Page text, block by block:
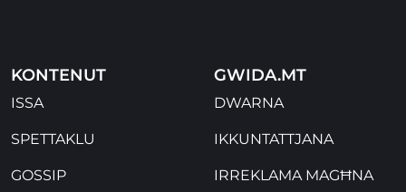
KONTENUT
ISSA
SPETTAKLU
GOSSIP
GWIDA.MT
DWARNA
IKKUNTATTJANA
IRREKLAMA MAGĦNA